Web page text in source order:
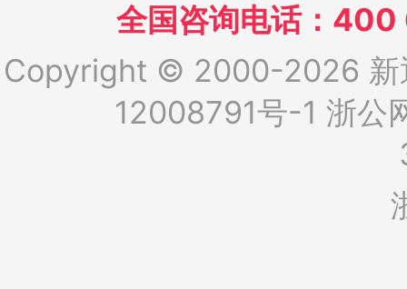
全国咨询电话：
Copyright © 2000-2026 新
12008791号-1 浙公